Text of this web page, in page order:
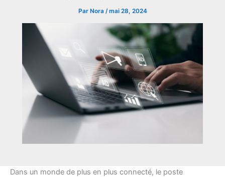
Par Nora /mai 28, 2024
Dans un monde de plus en plus connecté, le poste